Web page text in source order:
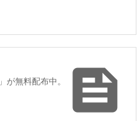

が無料配布中。